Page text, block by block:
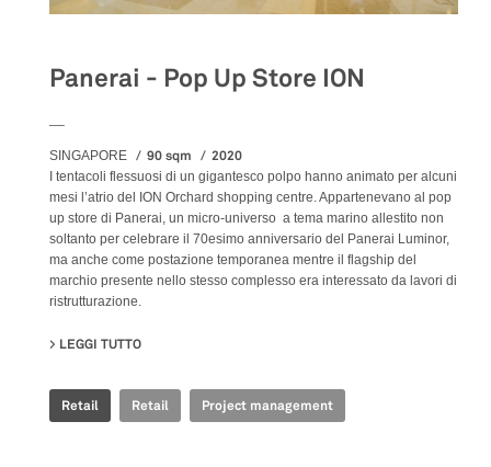
Panerai - Pop Up Store ION
SINGAPORE 90 sqm 2020
I tentacoli flessuosi di un gigantesco polpo hanno animato per alcuni
mesi l’atrio del ION Orchard shopping centre. Appartenevano al pop
up store di Panerai, un micro-universo a tema marino allestito non
soltanto per celebrare il 70esimo anniversario del Panerai Luminor,
ma anche come postazione temporanea mentre il flagship del
marchio presente nello stesso complesso era interessato da lavori di
ristrutturazione.
LEGGI TUTTO
Retail Retail Project management